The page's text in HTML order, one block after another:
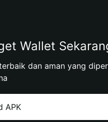
Wallet
dan aman yang
APK